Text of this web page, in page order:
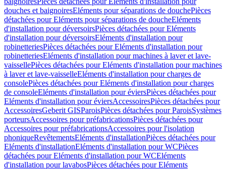
douches et baignoiresEléments pour séparations de douchePièces
détachées pour Eléments pour séparations de doucheEléments
d'installation pour déversoirsPièces détachées pour Eléments
d'installation pour déversoirsEléments d'installation pour
robinetteriesPièces détachées pour Eléments d'installation pour
robinetteriesEléments d'installation pour machines à laver et lave-
vaissellePièces détachées pour Eléments d'installation pour machines
à laver et lave-vaisselleEléments d'installation pour charges de
consolePièces détachées pour Eléments d'installation pour charges
de consoleEléments d'installation pour éviersPièces détachées pour
Eléments d'installation pour éviersAccessoiresPièces détachées pour
AccessoiresGeberit GISParoisPièces détachées pour ParoisSystèmes
porteursAccessoires pour préfabricationsPièces détachées pour
Accessoires pour préfabricationsAccessoires pour l'isolation
phoniqueRevêtementsEléments d'installationPièces détachées pour
Eléments d'installationEléments d'installation pour WCPièces
détachées pour Eléments d'installation pour WCEléments
d'installation pour lavabosPièces détachées pour Eléments